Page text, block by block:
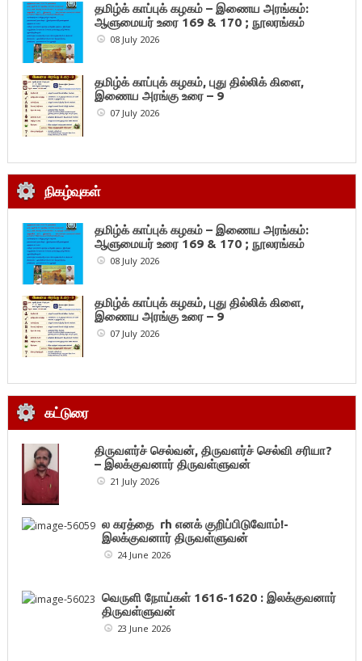
தமிழ்க் காப்புக் கழகம் – இணைய அரங்கம்:
ஆளுமையர் உரை 169 & 170 ; நூலரங்கம்
08 July 2026
தமிழ்க் காப்புக் கழகம், புது தில்லிக் கிளை,
இணைய அரங்கு உரை – 9
07 July 2026
நிகழ்வுகள்
தமிழ்க் காப்புக் கழகம் – இணைய அரங்கம்:
ஆளுமையர் உரை 169 & 170 ; நூலரங்கம்
08 July 2026
தமிழ்க் காப்புக் கழகம், புது தில்லிக் கிளை,
இணைய அரங்கு உரை – 9
07 July 2026
கட்டுரை
திருவளர்ச் செல்வன், திருவளர்ச் செல்வி சரியா?
– இலக்குவனார் திருவள்ளுவன்
21 July 2026
ல கரத்தை rh எனக் குறிப்பிடுவோம்!-
இலக்குவனார் திருவள்ளுவன்
24 June 2026
வெருளி நோய்கள் 1616-1620 : இலக்குவனார்
திருவள்ளுவன்
23 June 2026